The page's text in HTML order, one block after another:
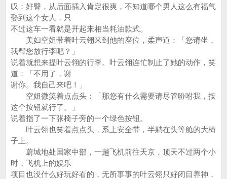
叹：好臀，从后面插入肯定很爽，不知道哪个男人这么有福气
娶到这个女人，只
不过这车一看就是开起来相当耗油款式。
美妇空姐带着叶云翎来到他的座位，柔声道：「您请坐，
我帮您放行李吧？」
说着就想来提叶云翎的行李。叶云翎连忙制止了她的动作，笑
道：「不用了，谢
谢你。我自己来吧！」
空姐微笑着点点头：「那您有什么需要请尽管吩咐我，按
这个按钮就行了。」
说着指了一下张椅子旁的一个绿色按钮。
叶云翎也笑着点点头，系上安全带，半躺在头等舱的大椅
子上。
蔚城地处国家中部，一趟飞机前往天京，顶天不过两个小
时，飞机上的娱乐
项目也没什么好玩好看的，无所事事的叶云翎只好闭目养神，